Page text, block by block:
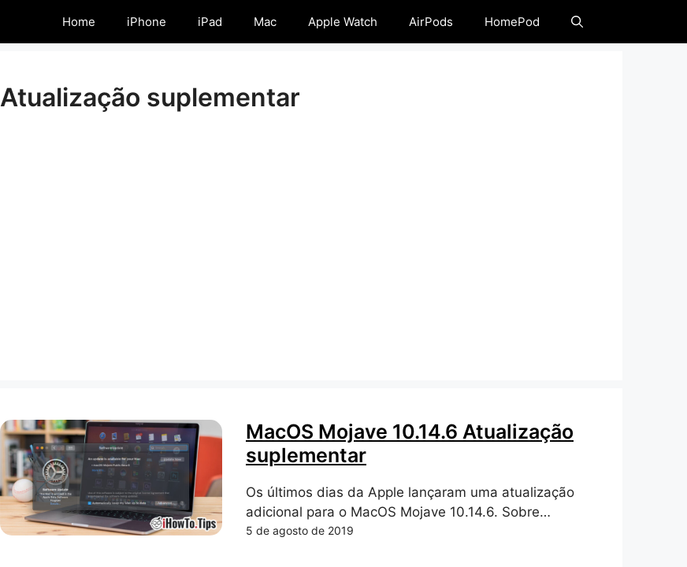
Home iPhone iPad Mac Apple Watch AirPods HomePod
Atualização suplementar
MacOS Mojave 10.14.6 Atualização
suplementar
Os últimos dias da Apple lançaram uma atualização
adicional para o MacOS Mojave 10.14.6. Sobre…
5 de agosto de 2019